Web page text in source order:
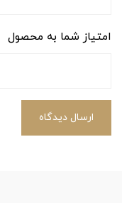
امتیاز شما به محصول
ارسال دیدگاه